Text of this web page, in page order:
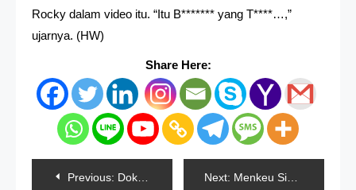
Rocky dalam video itu. “Itu B******* yang T****…,”
ujarnya. (HW)
Share Here:
Navigasi
Previous: Dokter Penganiaya Balita Di Makassar Jadi Tersangka Tapi Tidak Ditahan Next: Menkeu Siapkan 8 Triliun Untuk Tambahan Bansos Beras